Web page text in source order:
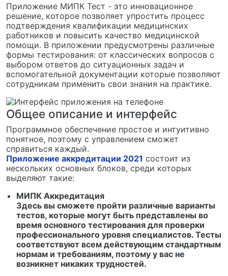
Приложение МИПК Тест - это инновационное
решение, которое позволяет упростить процесс
подтверждения квалификации медицинских
работников и повысить качество медицинской
помощи. В приложении предусмотрены различные
формы тестирования: от классических вопросов с
выбором ответов до ситуационных задач и
вспомогательной документации которые позволяют
сотрудникам применить свои знания на практике.
Общее описание и интерфейс
Программное обеспечение простое и интуитивно
понятное, поэтому с управлением сможет
справиться каждый.
Приложение аккредитации 2021 состоит из
нескольких основных блоков, среди которых
выделяют такие:
МИПК Аккредитация
Здесь вы сможете пройти различные варианты
тестов, которые могут быть представлены во
время основного тестирования для проверки
профессионального уровня специалистов. Тесты
соответствуют всем действующим стандартным
нормам и требованиям, поэтому у вас не
возникнет никаких трудностей.